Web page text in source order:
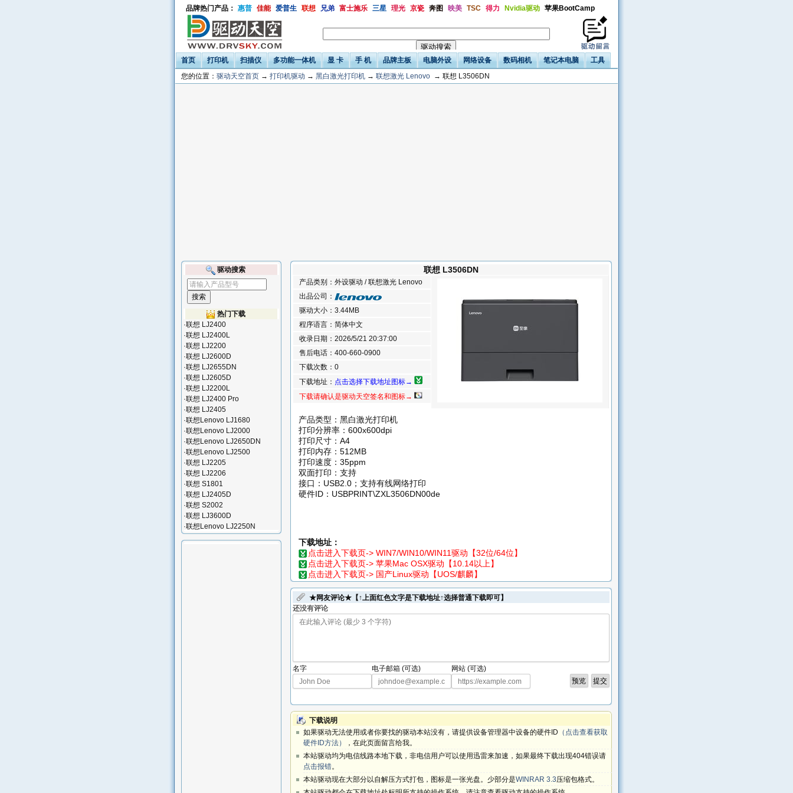
品牌热门产品： 惠普 佳能 爱普生 联想 兄弟 富士施乐 三星 理光 京瓷 奔图 映美 TSC 得力 Nvidia驱动 苹果BootCamp
首页 打印机 扫描仪 多功能一体机 显 卡 手 机 品牌主板 电脑外设 网络设备 数码相机 笔记本电脑
工具
您的位置： 驱动天空首页 → 打印机驱动 → 黑白激光打印机 → 联想激光 Lenovo → 联想 L3506DN
联想 L3506DN
产品类别：外设驱动 / 联想激光 Lenovo
出品公司：
驱动大小：3.44MB
程序语言：简体中文
收录日期：2026/5/21 20:37:00
售后电话：400-660-0900
下载次数：0
下载地址： 点击选择下载地址图标→
下载请确认是驱动天空签名和图标→
产品类型：黑白激光打印机
打印分辨率：600x600dpi
打印尺寸：A4
打印内存：512MB
打印速度：35ppm
双面打印：支持
接口：USB2.0；支持有线网络打印
硬件ID：USBPRINT\ZXL3506DN00de
下载地址：
点击进入下载页-> WIN7/WIN10/WIN11驱动【32位/64位】
点击进入下载页-> 苹果Mac OSX驱动【10.14以上】
点击进入下载页-> 国产Linux驱动【UOS/麒麟】
★网友评论★【↑上面红色文字是下载地址↑选择普通下载即可】
还没有评论
名字 电子邮箱 (可选) 网站 (可选)
下载说明
如果驱动无法使用或者你要找的驱动本站没有，请提供设备管理器中设备的硬件ID （点击查看获取
硬件ID方法）
，在此页面留言给我。
本站驱动均为电信线路本地下载，非电信用户可以使用迅雷来加速，如果最终下载出现404错误请
点击报错。
本站驱动现在大部分以自解压方式打包，图标是一张光盘。少部分是WINRAR 3.3压缩包格式。
驱动搜索
热门下载
·联想 LJ2400
·联想 LJ2400L
·联想 LJ2200
·联想 LJ2600D
·联想 LJ2655DN
·联想 LJ2605D
·联想 LJ2200L
·联想 LJ2400 Pro
·联想 LJ2405
·联想Lenovo LJ1680
·联想Lenovo LJ2000
·联想Lenovo LJ2650DN
·联想Lenovo LJ2500
·联想 LJ2205
·联想 LJ2206
·联想 S1801
·联想 LJ2405D
·联想 S2002
·联想 LJ3600D
·联想Lenovo LJ2250N